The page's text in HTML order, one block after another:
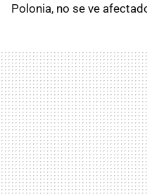
Polonia, no se ve